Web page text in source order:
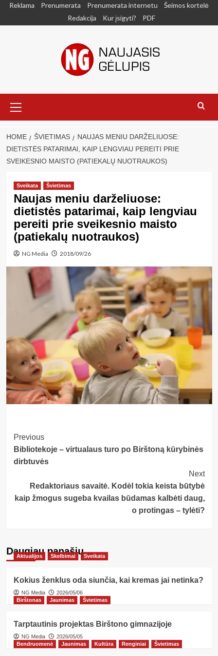
SkipReklama Prenumerata Prenumerata internetu
Šeimos kortelė
Redakcija
Kur įsigyti? PDF
Menu
HOME ŠVIETIMAS
NAUJAS MENIU DARŽELIUOSE:
DIETISTĖS PATARIMAI, KAIP LENGVIAU PEREITI PRIE
SVEIKESNIO MAISTO (PATIEKALŲ NUOTRAUKOS)
Sveikata Švietimas
Naujas meniu darželiuose:
dietistės patarimai, kaip lengviau
pereiti prie sveikesnio maisto
(patiekalų nuotraukos)
NG Media 2018/09/26
Post
Navigation
Previous
Bibliotekoje – virtualaus turo po Birštoną kūrybinės
dirbtuvės
Next
Redaktoriaus savaitė. Kodėl tokia keista būtybė
kaip žmogus sugeba kvailas būdamas kalbėti daug,
o protingas – tylėti?
Daugiau panašių…
Aktualijos Skelbimai Sveikata
Kokius ženklus oda siunčia, kai kremas jai netinka?
NG Media
2026/05/06
Birštonas
Jaunimas Švietimas
Tarptautinis projektas Birštono gimnazijoje
NG Media
2026/05/05
Bendruomenė
Jaunimas Kultūra Renginiai Švietimas